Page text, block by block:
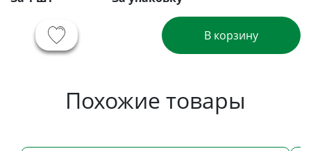
В корзину
Похожие товары